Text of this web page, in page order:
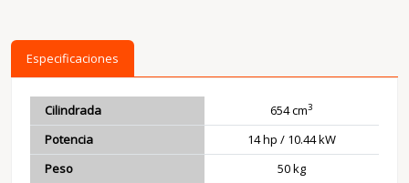
Especificaciones
Cilindrada 654 cm3
Potencia
14 hp / 10.44 kW
Peso
50 kg